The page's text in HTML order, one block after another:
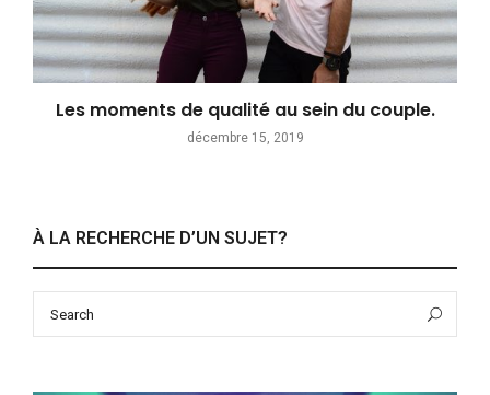
Les moments de qualité au sein du couple.
décembre 15, 2019
À LA RECHERCHE D’UN SUJET?